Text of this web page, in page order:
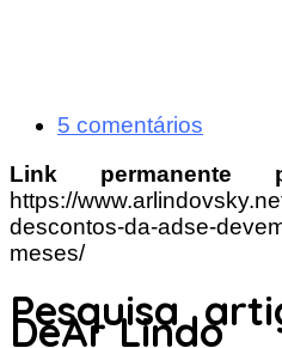
5 comentários
Link permanente
https://
descontos-da-adse-
meses/
Pesquisa
DeAr Lindo